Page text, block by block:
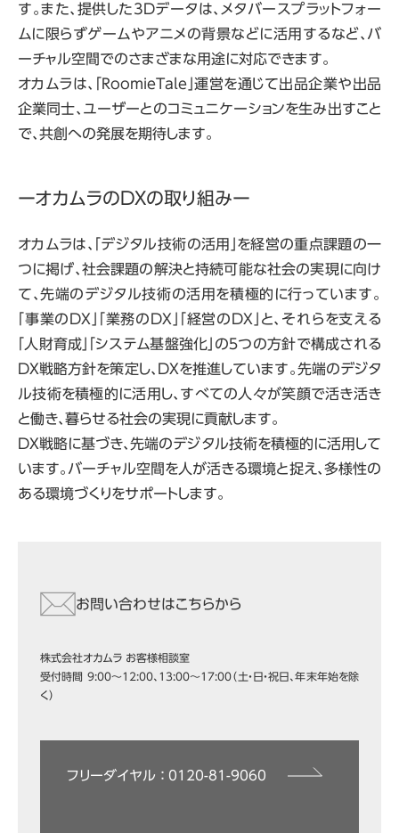
す。また、提供した3Dデータは、メタバースプラットフォー
ムに限らずゲームやアニメの背景などに活用するなど、バ
ーチャル空間でのさまざまな用途に対応できます。
オカムラは、「RoomieTale」運営を通じて出品企業や出品
企業同士、ユーザーとのコミュニケーションを生み出すこと
で、共創への発展を期待します。
ーオカムラのDXの取り組みー
オカムラは、「デジタル技術の活用」を経営の重点課題の一
つに掲げ、社会課題の解決と持続可能な社会の実現に向け
て、先端のデジタル技術の活用を積極的に行っています。
「事業のDX」「業務のDX」「経営のDX」と、それらを支える
「人財育成」「システム基盤強化」の５つの方針で構成される
DX戦略方針を策定し、DXを推進しています。先端のデジタ
ル技術を積極的に活用し、すべての人々が笑顔で活き活き
と働き、暮らせる社会の実現に貢献します。
DX戦略に基づき、先端のデジタル技術を積極的に活用して
います。バーチャル空間を人が活きる環境と捉え、多様性の
ある環境づくりをサポートします。
お問い合わせはこちらから
株式会社オカムラ お客様相談室
受付時間 9:00～12:00、13:00～17:00（土・日・祝日、年末年始を除
く）
フリーダイヤル ： 0120-81-9060